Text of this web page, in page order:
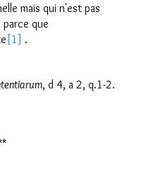
mais qui n'est pas
parce que
[1] .
, d 4, a 2, q.1-2.